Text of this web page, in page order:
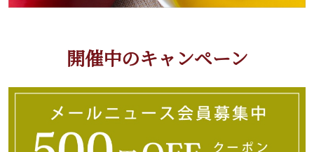
開催中のキャンペーン